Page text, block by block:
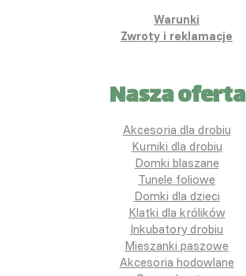
Warunki
Zwroty i reklamacje
Nasza oferta
Akcesoria dla drobiu
Kurniki dla drobiu
Domki blaszane
Tunele foliowe
Domki dla dzieci
Klatki dla królików
Inkubatory drobiu
Mieszanki paszowe
Akcesoria hodowlane